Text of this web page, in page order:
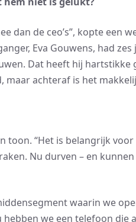
dan de ceo’s”, kopte een
Eva Gouwens, had
Dat heeft hij hartstikke
achteraf is het
toon. “Het is belangrijk
Nu durven – en
waarin we
we een telefoon die